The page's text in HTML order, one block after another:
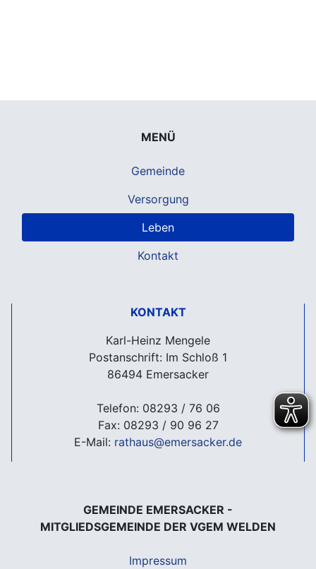
MENÜ
Gemeinde
Versorgung
Leben
Kontakt
KONTAKT
Karl-Heinz Mengele
Postanschrift: Im Schloß 1
86494 Emersacker
Telefon: 08293 / 76 06
Fax: 08293 / 90 96 27
E-Mail: rathaus@emersacker.de
GEMEINDE EMERSACKER -
MITGLIEDSGEMEINDE DER VGEM WELDEN
Impressum